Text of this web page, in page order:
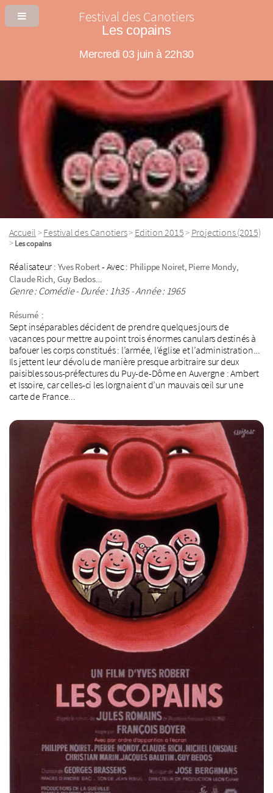
Festival des Canotiers
Les copains
Mercredi 03 juin à 22h30
Accueil >Festival des Canotiers> Edition 2015> Projections (2015)
>Les copains
Réalisateur : Yves Robert- Avec : Philippe Noiret, Pierre Mondy,
Claude Rich Guy Bedos...
Genre : Comédie - Durée : 1h35 - Année : 1965
Résumé :
Sept inséparables décident de prendre quelques jours de
vacances pour mettre au point trois énormes canulars destinés à
bafouer les corps constitués : l’armée, l’église et l’administration...
Ils jettent leur dévolu de manière presque arbitraire sur deux
paisibles sous-préfectures du Puy-de-Dôme en Auvergne : Ambert
et Issoire, car celles-ci les lorgnaient d’un mauvais œil sur une
carte de France...